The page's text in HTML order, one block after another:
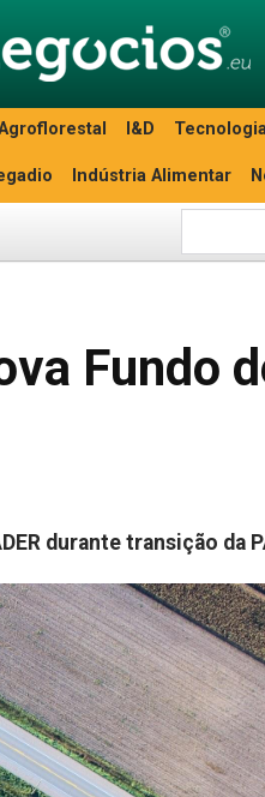
I&D
Indústria Alimentar
Fundo
durante transição da